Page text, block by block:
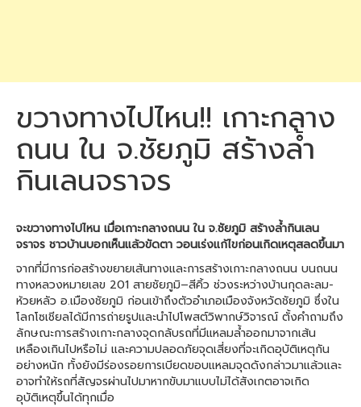
ขวางทางไปไหน!! เกาะกลาง
ถนน ใน จ.ชัยภูมิ สร้างล้ำ
กินเลนจราจร
จะขวางทางไปไหน เมื่อเกาะกลางถนน ใน จ.ชัยภูมิ สร้างล้ำกินเลน
จราจร ชาวบ้านบอกเห็นแล้วขัดตา วอนเร่งแก้ไขก่อนเกิดเหตุสลดขึ้นมา
จากที่มีการก่อสร้างขยายเส้นทางและการสร้างเกาะกลางถนน บนถนน
ทางหลวงหมายเลข 201 สายชัยภูมิ–สีคิ้ว ช่วงระหว่างบ้านกุดละลม-
ห้วยหลัว อ.เมืองชัยภูมิ ก่อนเข้าถึงตัวอำเภอเมืองจังหวัดชัยภูมิ ซึ่งใน
โลกโซเชียลได้มีการถ่ายรูปและนำไปโพสต์วิพากษ์วิจารณ์ ตั้งคำถามถึง
ลักษณะการสร้างเกาะกลางจุดกลับรถที่มีแหลมล้ำออกมาจากเส้น
เหลืองเกินไปหรือไม่ และความปลอดภัยจุดเสี่ยงที่จะเกิดอุบัติเหตุกัน
อย่างหนัก ทั้งยังมีร่องรอยการเบียดขอบแหลมจุดดังกล่าวมาแล้วและ
อาจทำให้รถที่สัญจรผ่านไปมาหากขับมาแบบไม่ได้สังเกตอาจเกิด
อุบัติเหตุขึ้นได้ทุกเมื่อ